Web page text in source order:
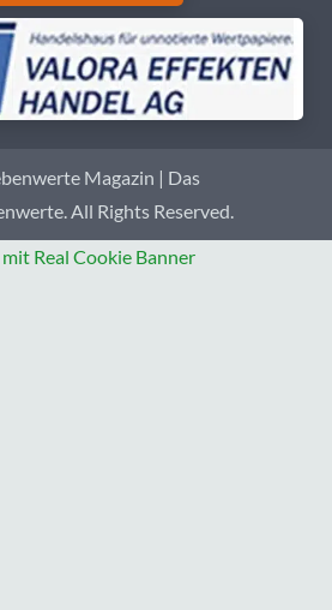
Magazin | Das
All Rights Reserved.
Real Cookie Banner